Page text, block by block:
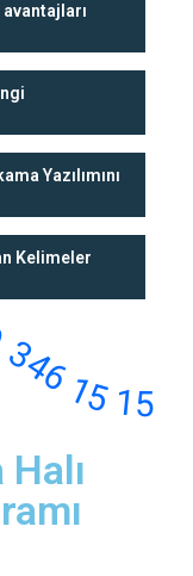
avantajları
Yazılımını
Kelimeler
0850 346 15 15